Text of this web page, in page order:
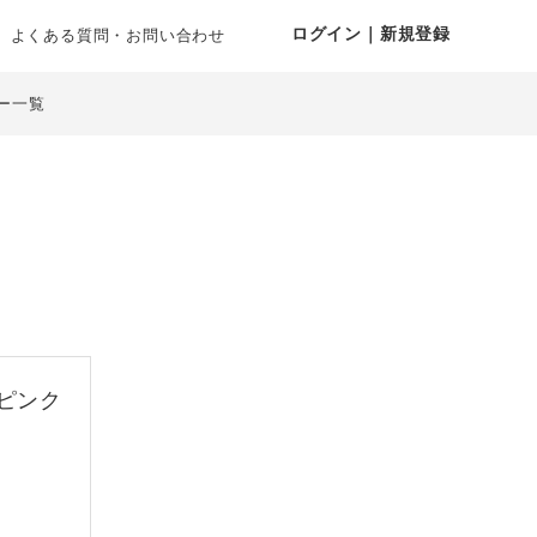
よくある質問・お問い合わせ ログイン｜新規登録
一覧
ンク